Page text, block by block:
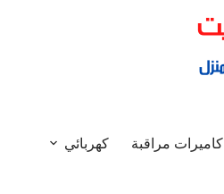
كاميرات مراقبة كهربائي